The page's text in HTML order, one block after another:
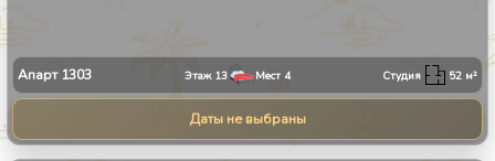
Апарт 1303 Этаж 13 Мест 4 Студия 52 м²
Даты не выбраны